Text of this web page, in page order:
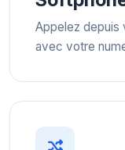
Appelez depuis
avec votre